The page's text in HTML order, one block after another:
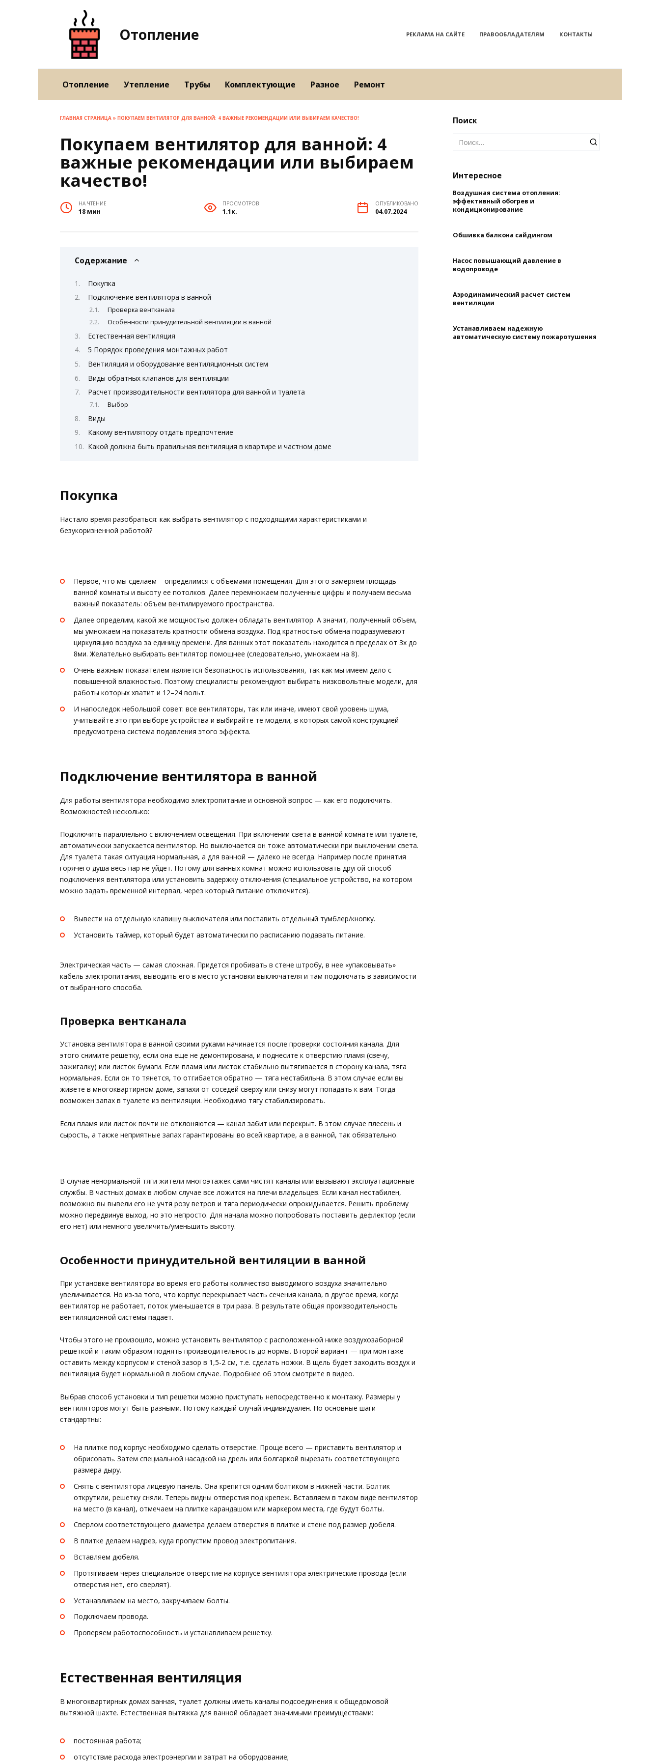
Отопление РЕКЛАМА НА САЙТЕ ПРАВООБЛАДАТЕЛЯМ КОНТАКТЫ
Отопление Утепление Трубы Комплектующие Разное Ремонт
ГЛАВНАЯ СТРАНИЦА » ПОКУПАЕМ ВЕНТИЛЯТОР ДЛЯ ВАННОЙ: 4 ВАЖНЫЕ РЕКОМЕНДАЦИИ ИЛИ ВЫБИРАЕМ КАЧЕСТВО!
Покупаем вентилятор для ванной: 4
важные рекомендации или выбираем
качество!
НА ЧТЕНИЕ
18 мин
ПРОСМОТРОВ
1.1к.
ОПУБЛИКОВАНО
04.07.2024
Содержание
Покупка
Подключение вентилятора в ванной
Проверка вентканала
Особенности принудительной вентиляции в ванной
Естественная вентиляция
5 Порядок проведения монтажных работ
Вентиляция и оборудование вентиляционных систем
Виды обратных клапанов для вентиляции
Расчет производительности вентилятора для ванной и туалета
Выбор
Виды
Какому вентилятору отдать предпочтение
Какой должна быть правильная вентиляция в квартире и частном доме
Покупка
Настало время разобраться: как выбрать вентилятор с подходящими характеристиками и
безукоризненной работой?
Первое, что мы сделаем – определимся с объемами помещения. Для этого замеряем площадь
ванной комнаты и высоту ее потолков. Далее перемножаем полученные цифры и получаем весьма
важный показатель: объем вентилируемого пространства.
Далее определим, какой же мощностью должен обладать вентилятор. А значит, полученный объем,
мы умножаем на показатель кратности обмена воздуха. Под кратностью обмена подразумевают
циркуляцию воздуха за единицу времени. Для ванных этот показатель находится в пределах от 3х до
8ми. Желательно выбирать вентилятор помощнее (следовательно, умножаем на 8).
Очень важным показателем является безопасность использования, так как мы имеем дело с
повышенной влажностью. Поэтому специалисты рекомендуют выбирать низковольтные модели, для
работы которых хватит и 12–24 вольт.
И напоследок небольшой совет: все вентиляторы, так или иначе, имеют свой уровень шума,
учитывайте это при выборе устройства и выбирайте те модели, в которых самой конструкцией
предусмотрена система подавления этого эффекта.
Подключение вентилятора в ванной
Для работы вентилятора необходимо электропитание и основной вопрос — как его подключить.
Возможностей несколько:
Подключить параллельно с включением освещения. При включении света в ванной комнате или туалете,
автоматически запускается вентилятор. Но выключается он тоже автоматически при выключении света.
Для туалета такая ситуация нормальная, а для ванной — далеко не всегда. Например после принятия
горячего душа весь пар не уйдет. Потому для ванных комнат можно использовать другой способ
подключения вентилятора или установить задержку отключения (специальное устройство, на котором
можно задать временной интервал, через который питание отключится).
Вывести на отдельную клавишу выключателя или поставить отдельный тумблер/кнопку.
Установить таймер, который будет автоматически по расписанию подавать питание.
Электрическая часть — самая сложная. Придется пробивать в стене штробу, в нее «упаковывать»
кабель электропитания, выводить его в место установки выключателя и там подключать в зависимости
от выбранного способа.
Проверка вентканала
Установка вентилятора в ванной своими руками начинается после проверки состояния канала. Для
этого снимите решетку, если она еще не демонтирована, и поднесите к отверстию пламя (свечу,
зажигалку) или листок бумаги. Если пламя или листок стабильно вытягивается в сторону канала, тяга
нормальная. Если он то тянется, то отгибается обратно — тяга нестабильна. В этом случае если вы
живете в многоквартирном доме, запахи от соседей сверху или снизу могут попадать к вам. Тогда
возможен запах в туалете из вентиляции. Необходимо тягу стабилизировать.
Если пламя или листок почти не отклоняются — канал забит или перекрыт. В этом случае плесень и
сырость, а также неприятные запах гарантированы во всей квартире, а в ванной, так обязательно.
В случае ненормальной тяги жители многоэтажек сами чистят каналы или вызывают эксплуатационные
службы. В частных домах в любом случае все ложится на плечи владельцев. Если канал нестабилен,
возможно вы вывели его не учтя розу ветров и тяга периодически опрокидывается. Решить проблему
можно передвинув выход, но это непросто. Для начала можно попробовать поставить дефлектор (если
его нет) или немного увеличить/уменьшить высоту.
Особенности принудительной вентиляции в ванной
При установке вентилятора во время его работы количество выводимого воздуха значительно
увеличивается. Но из-за того, что корпус перекрывает часть сечения канала, в другое время, когда
вентилятор не работает, поток уменьшается в три раза. В результате общая производительность
вентиляционной системы падает.
Чтобы этого не произошло, можно установить вентилятор с расположенной ниже воздухозаборной
решеткой и таким образом поднять производительность до нормы. Второй вариант — при монтаже
оставить между корпусом и стеной зазор в 1,5-2 см, т.е. сделать ножки. В щель будет заходить воздух и
вентиляция будет нормальной в любом случае. Подробнее об этом смотрите в видео.
Выбрав способ установки и тип решетки можно приступать непосредственно к монтажу. Размеры у
вентиляторов могут быть разными. Потому каждый случай индивидуален. Но основные шаги
стандартны:
На плитке под корпус необходимо сделать отверстие. Проще всего — приставить вентилятор и
обрисовать. Затем специальной насадкой на дрель или болгаркой вырезать соответствующего
размера дыру.
Снять с вентилятора лицевую панель. Она крепится одним болтиком в нижней части. Болтик
открутили, решетку сняли. Теперь видны отверстия под крепеж. Вставляем в таком виде вентилятор
на место (в канал), отмечаем на плитке карандашом или маркером места, где будут болты.
Сверлом соответствующего диаметра делаем отверстия в плитке и стене под размер дюбеля.
В плитке делаем надрез, куда пропустим провод электропитания.
Вставляем дюбеля.
Протягиваем через специальное отверстие на корпусе вентилятора электрические провода (если
отверстия нет, его сверлят).
Устанавливаем на место, закручиваем болты.
Подключаем провода.
Проверяем работоспособность и устанавливаем решетку.
Естественная вентиляция
В многоквартирных домах ванная, туалет должны иметь каналы подсоединения к общедомовой
вытяжной шахте. Естественная вытяжка для ванной обладает значимыми преимуществами:
постоянная работа;
отсутствие расхода электроэнергии и затрат на оборудование;
Поиск
Search
for:
Интересное
Воздушная система отопления:
эффективный обогрев и
кондиционирование
Обшивка балкона сайдингом
Насос повышающий давление в
водопроводе
Аэродинамический расчет систем
вентиляции
Устанавливаем надежную
автоматическую систему пожаротушения